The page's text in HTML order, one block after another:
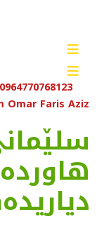
≡
≡
Faris Aziz